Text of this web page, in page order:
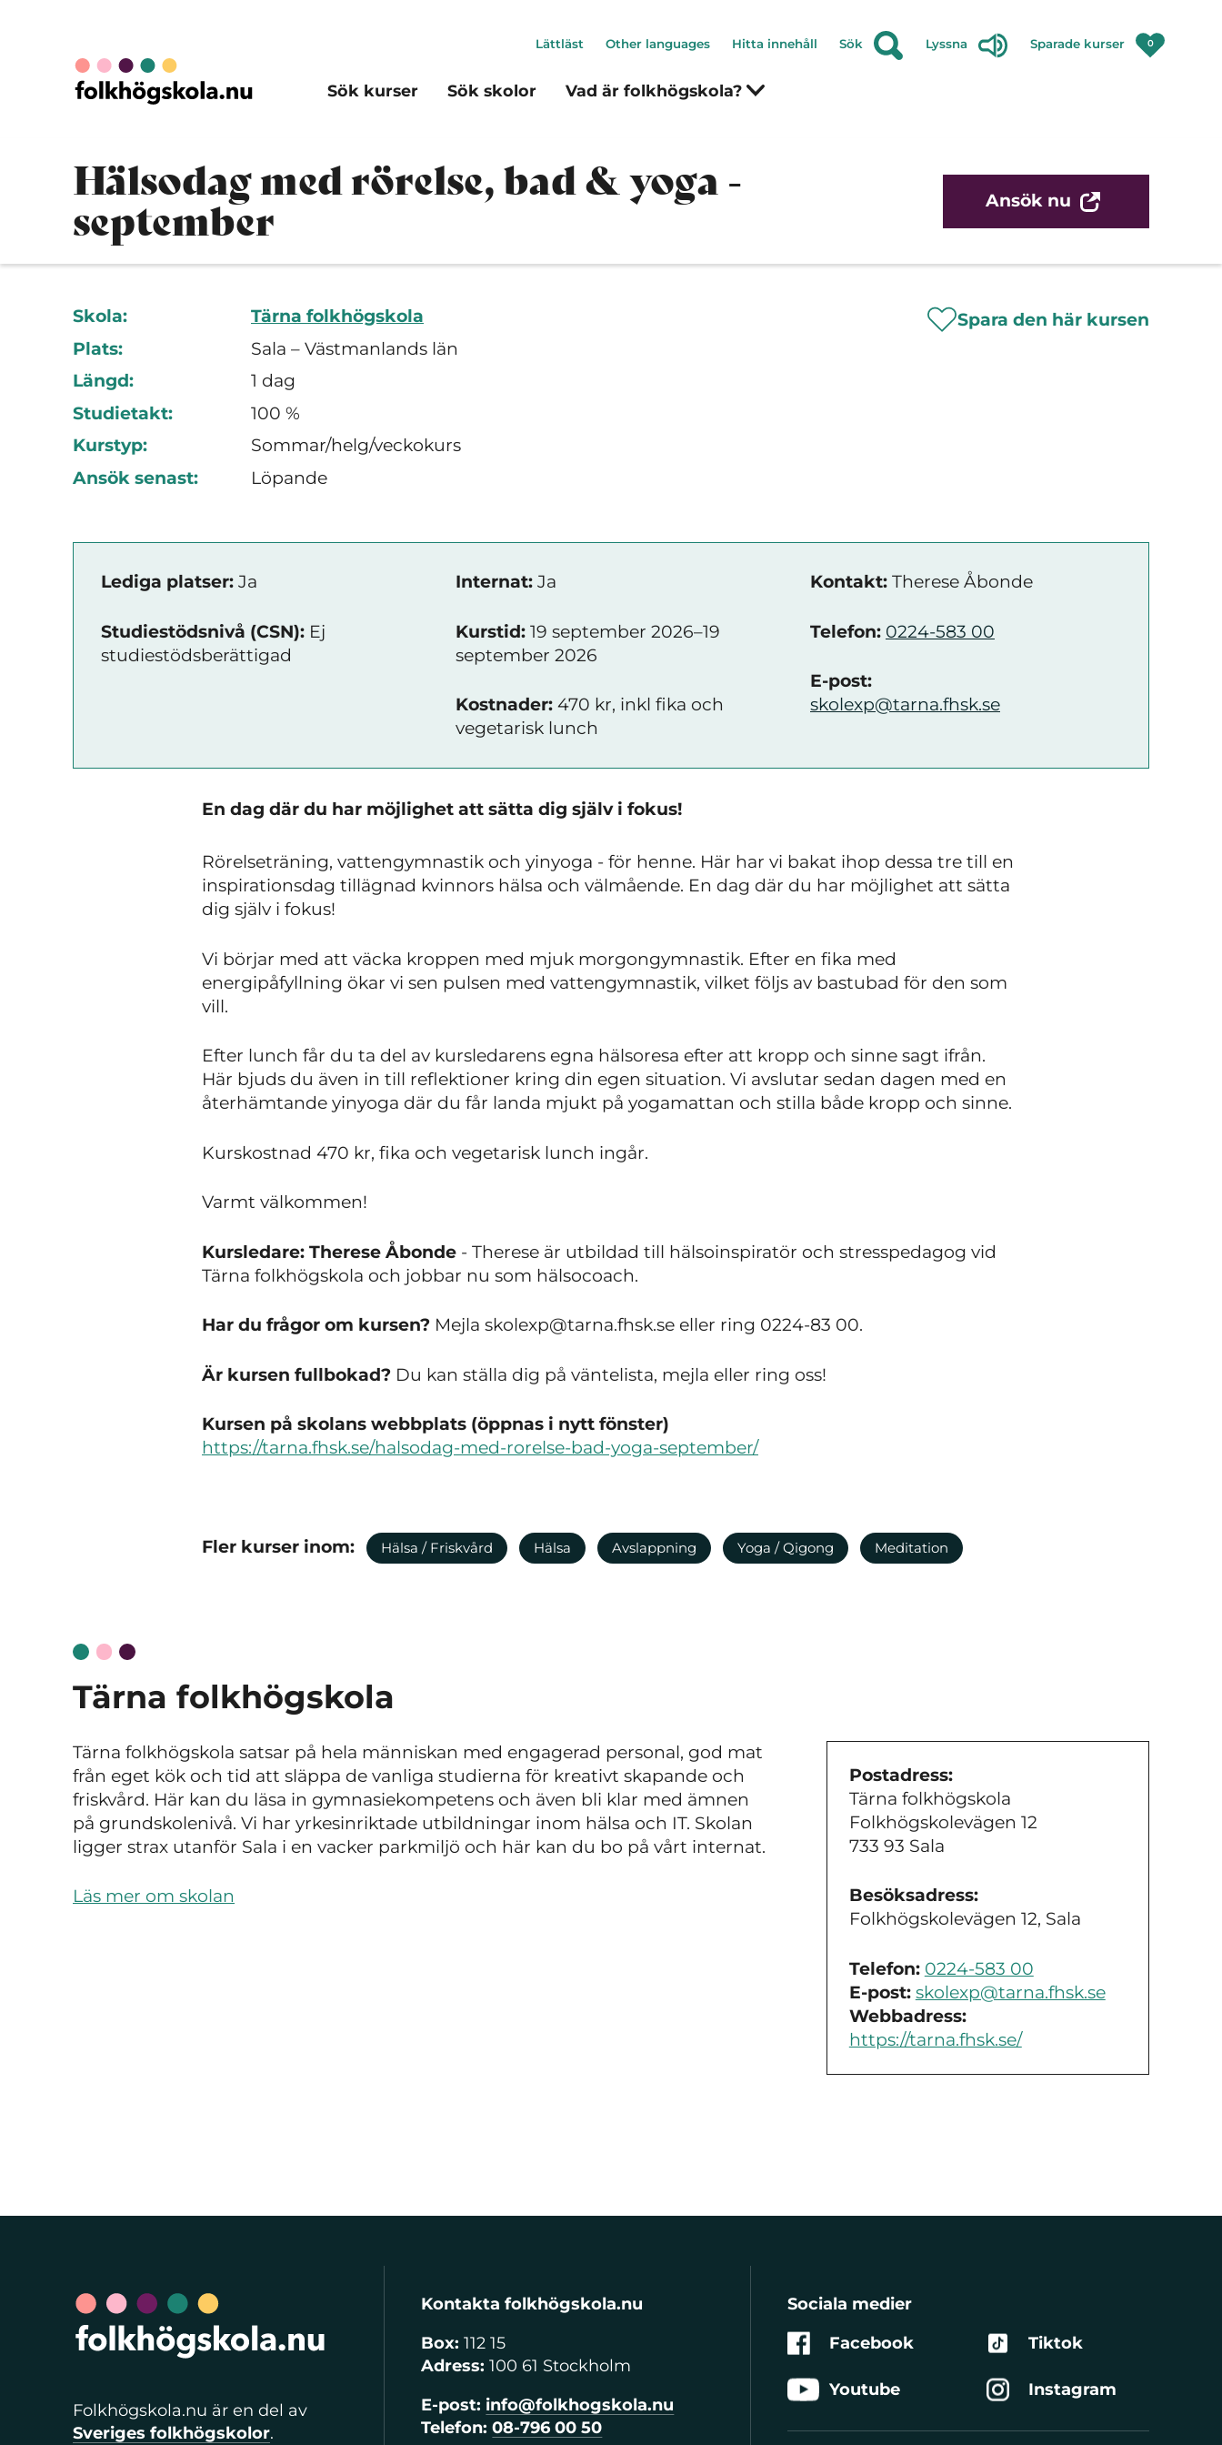
Sök kurser Sök skolor Vad är folkhögskola?
Lättläst Other languages Hitta innehåll Sök Lyssna Sparade kurser 0
Hälsodag med rörelse, bad & yoga -
september
Ansök nu
Skola:
Tärna folkhögskola
Plats:
Sala – Västmanlands län
Längd:
1 dag
Studietakt:
100 %
Kurstyp:
Sommar/helg/veckokurs
Ansök senast:
Löpande
Spara den här kursen
Lediga platser: Ja
Studiestödsnivå (CSN): Ej
studiestödsberättigad
Internat: Ja
Kurstid: 19 september 2026–19
september 2026
Kostnader: 470 kr, inkl fika och
vegetarisk lunch
Kontakt: Therese Åbonde
Telefon: 0224-583 00
E-post:
skolexp@tarna.fhsk.se
En dag där du har möjlighet att sätta dig själv i fokus!
Rörelseträning, vattengymnastik och yinyoga - för henne. Här har vi bakat ihop dessa tre till en
inspirationsdag tillägnad kvinnors hälsa och välmående. En dag där du har möjlighet att sätta
dig själv i fokus!
Vi börjar med att väcka kroppen med mjuk morgongymnastik. Efter en fika med
energipåfyllning ökar vi sen pulsen med vattengymnastik, vilket följs av bastubad för den som
vill.
Efter lunch får du ta del av kursledarens egna hälsoresa efter att kropp och sinne sagt ifrån.
Här bjuds du även in till reflektioner kring din egen situation. Vi avslutar sedan dagen med en
återhämtande yinyoga där du får landa mjukt på yogamattan och stilla både kropp och sinne.
Kurskostnad 470 kr, fika och vegetarisk lunch ingår.
Varmt välkommen!
Kursledare: Therese Åbonde - Therese är utbildad till hälsoinspiratör och stresspedagog vid
Tärna folkhögskola och jobbar nu som hälsocoach.
Har du frågor om kursen? Mejla skolexp@tarna.fhsk.se eller ring 0224-83 00.
Är kursen fullbokad? Du kan ställa dig på väntelista, mejla eller ring oss!
Kursen på skolans webbplats (öppnas i nytt fönster)
https://tarna.fhsk.se/halsodag-med-rorelse-bad-yoga-september/
Fler kurser inom: Hälsa / Friskvård Hälsa Avslappning Yoga / Qigong Meditation
Tärna folkhögskola
Tärna folkhögskola satsar på hela människan med engagerad personal, god mat
från eget kök och tid att släppa de vanliga studierna för kreativt skapande och
friskvård. Här kan du läsa in gymnasiekompetens och även bli klar med ämnen
på grundskolenivå. Vi har yrkesinriktade utbildningar inom hälsa och IT. Skolan
ligger strax utanför Sala i en vacker parkmiljö och här kan du bo på vårt internat.
Läs mer om skolan
Postadress:
Tärna folkhögskola
Folkhögskolevägen 12
733 93 Sala
Besöksadress:
Folkhögskolevägen 12, Sala
Telefon: 0224-583 00
E-post: skolexp@tarna.fhsk.se
Webbadress:
https://tarna.fhsk.se/
Folkhögskola.nu är en del av
Sveriges folkhögskolor.
Kontakta folkhögskola.nu
Box:112 15
Adress: 100 61 Stockholm
E-post: info@folkhogskola.nu
Telefon: 08-796 00 50
Sociala medier
Facebook
Youtube
Tiktok
Instagram